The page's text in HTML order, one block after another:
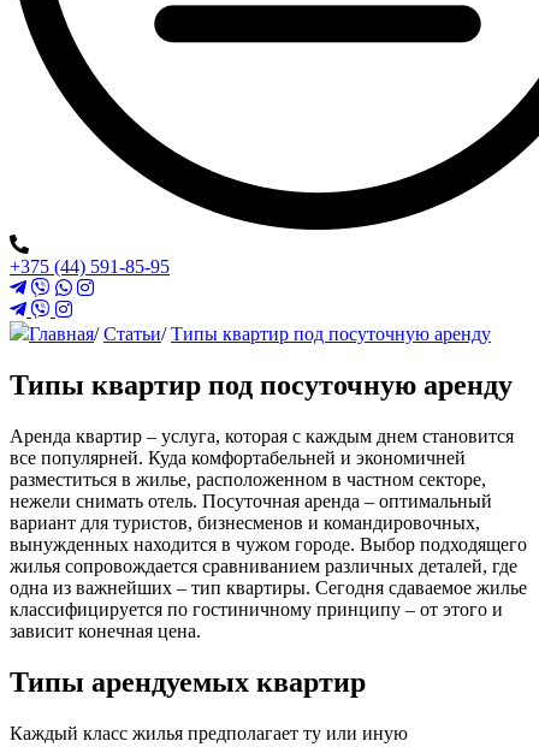
+375 (44) 591-85-95
Главная/ Статьи/ Типы квартир под посуточную аренду
Типы квартир под посуточную аренду
Аренда квартир – услуга, которая с каждым днем становится
все популярней. Куда комфортабельней и экономичней
разместиться в жилье, расположенном в частном секторе,
нежели снимать отель. Посуточная аренда – оптимальный
вариант для туристов, бизнесменов и командировочных,
вынужденных находится в чужом городе. Выбор подходящего
жилья сопровождается сравниванием различных деталей, где
одна из важнейших – тип квартиры. Сегодня сдаваемое жилье
классифицируется по гостиничному принципу – от этого и
зависит конечная цена.
Типы арендуемых квартир
Каждый класс жилья предполагает ту или иную